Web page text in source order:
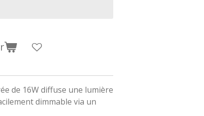
de 16W diffuse une lumière
dimmable via un